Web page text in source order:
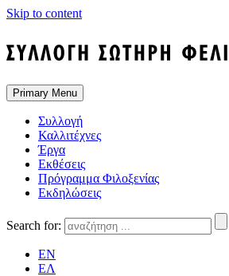
Skip to content
Primary Menu
Συλλογή
Καλλιτέχνες
Έργα
Εκθέσεις
Πρόγραμμα Φιλοξενίας
Εκδηλώσεις
Search for:
EN
ΕΛ